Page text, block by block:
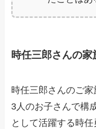
時任三郎さんの
時任三郎さんのご家
3人のお子さんで構
として活躍する時